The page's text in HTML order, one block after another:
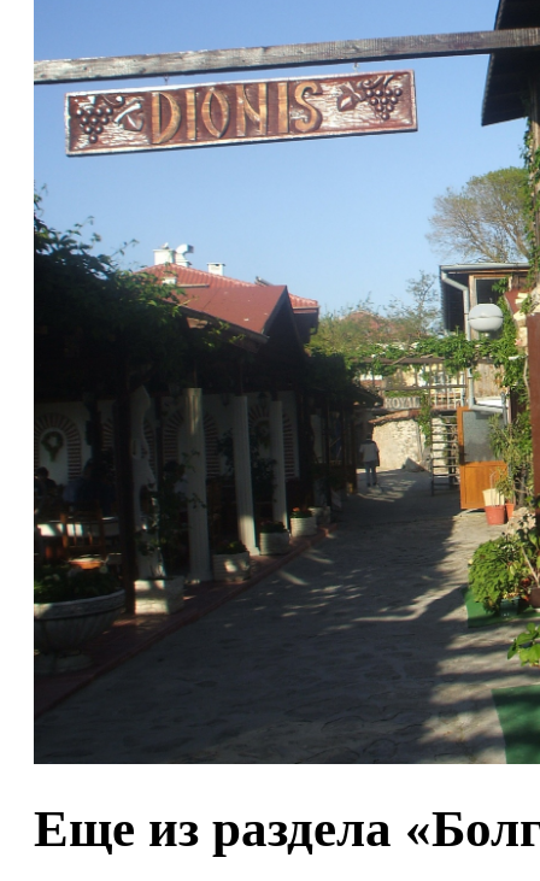
Еще из раздела